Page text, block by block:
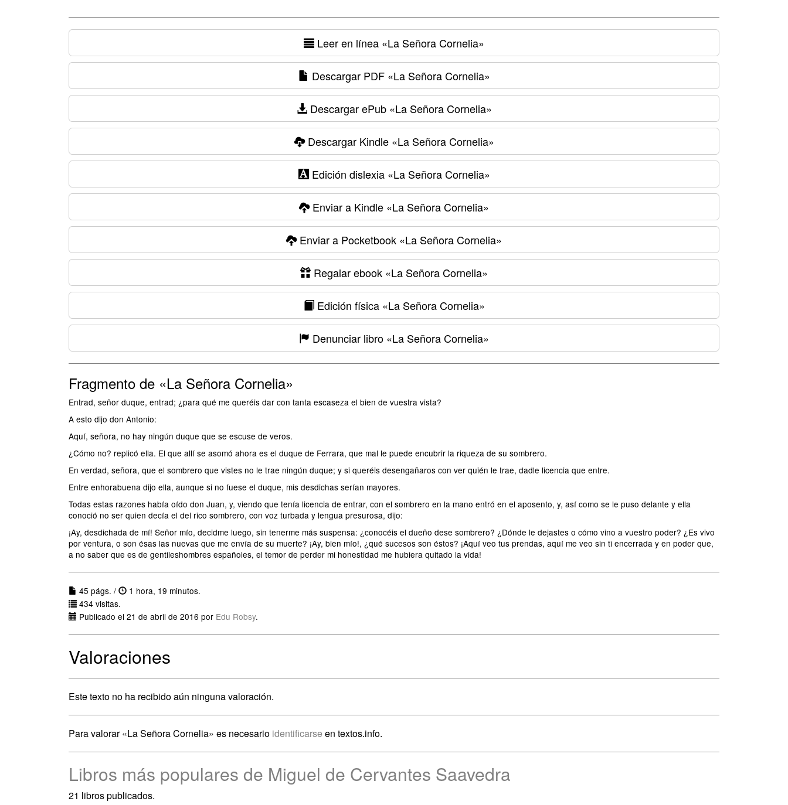
Leer en línea «La Señora Cornelia»
Descargar PDF«La Señora Cornelia»
Descargar ePub«La Señora Cornelia»
Descargar Kindle«La Señora Cornelia»
Edición dislexia«La Señora Cornelia»
Enviar a Kindle «La Señora Cornelia»
Enviar a Pocketbook «La Señora Cornelia»
Regalar ebook «La Señora Cornelia»
Edición física«La Señora Cornelia»
Denunciar libro «La Señora Cornelia»
Fragmento de «La Señora Cornelia»
­Entrad, señor duque, entrad; ¿para qué me queréis dar con tanta escaseza el bien de vuestra vista?
A esto dijo don Antonio:
­Aquí, señora, no hay ningún duque que se escuse de veros.
­¿Cómo no? ­replicó ella­. El que allí se asomó ahora es el duque de Ferrara, que mal le puede encubrir la riqueza de su sombrero.
­En verdad, señora, que el sombrero que vistes no le trae ningún duque; y si queréis desengañaros con ver quién le trae, dadle licencia que entre.
­Entre enhorabuena ­dijo ella­, aunque si no fuese el duque, mis desdichas serían mayores.
Todas estas razones había oído don Juan, y, viendo que tenía licencia de entrar, con el sombrero en la mano entró en el aposento, y, así como se le puso delante y ella
conoció no ser quien decía el del rico sombrero, con voz turbada y lengua presurosa, dijo:
­¡Ay, desdichada de mí! Señor mío, decidme luego, sin tenerme más suspensa: ¿conocéis el dueño dese sombrero? ¿Dónde le dejastes o cómo vino a vuestro poder? ¿Es vivo
por ventura, o son ésas las nuevas que me envía de su muerte? ¡Ay, bien mío!, ¿qué sucesos son éstos? ¡Aquí veo tus prendas, aquí me veo sin ti encerrada y en poder que,
a no saber que es de gentileshombres españoles, el temor de perder mi honestidad me hubiera quitado la vida!
45 págs. /
1 hora, 19 minutos.
434 visitas.
Publicado el 21 de abril de 2016 por Edu Robsy.
Valoraciones
Este texto no ha recibido aún ninguna valoración.
Para valorar «La Señora Cornelia» es necesario identificarse en textos.info.
Libros más populares de Miguel de Cervantes Saavedra
21 libros publicados.